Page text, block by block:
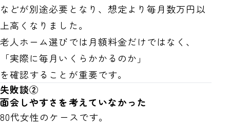
などが別途必要となり、想定より毎月数万円以
上高くなりました。
老人ホーム選びでは月額料金だけではなく、
「実際に毎月いくらかかるのか」
を確認することが重要です。
失敗談②
面会しやすさを考えていなかった
80代女性のケースです。